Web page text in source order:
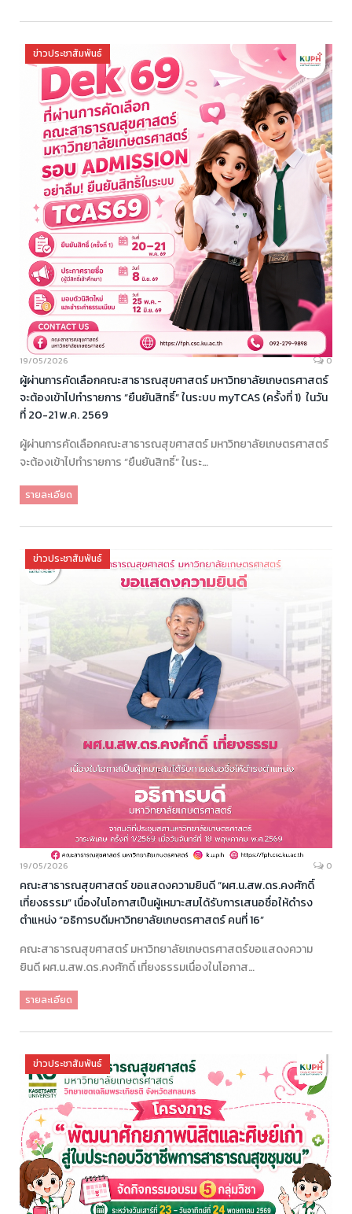
ข่าวประชาสัมพันธ์
19/05/2026 0
ผู้ผ่านการคัดเลือกคณะสาธารณสุขศาสตร์ มหาวิทยาลัยเกษตรศาสตร์
จะต้องเข้าไปทำรายการ “ยืนยันสิทธิ์” ในระบบ myTCAS (ครั้งที่ 1) ในวัน
ที่ 20-21 พ.ค. 2569
ผู้ผ่านการคัดเลือกคณะสาธารณสุขศาสตร์ มหาวิทยาลัยเกษตรศาสตร์
จะต้องเข้าไปทำรายการ “ยืนยันสิทธิ์” ในระ…
รายละเอียด
ข่าวประชาสัมพันธ์
19/05/2026 0
คณะสาธารณสุขศาสตร์ ขอแสดงความยินดี “ผศ.น.สพ.ดร.คงศักดิ์
เที่ยงธรรม” เนื่องในโอกาสเป็นผู้เหมาะสมได้รับการเสนอชื่อให้ดำรง
ตำแหน่ง “อธิการบดีมหาวิทยาลัยเกษตรศาสตร์ คนที่ 16”
คณะสาธารณสุขศาสตร์ มหาวิทยาลัยเกษตรศาสตร์ขอแสดงความ
ยินดี ผศ.น.สพ.ดร.คงศักดิ์ เที่ยงธรรมเนื่องในโอกาส…
รายละเอียด
ข่าวประชาสัมพันธ์